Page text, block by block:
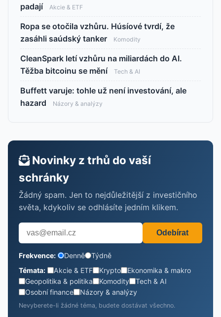
padají
Akcie & ETF
Ropa se otočila vzhůru. Húsíové tvrdí, že
zasáhli saúdský tanker
Komodity
CleanSpark letí vzhůru na miliardách do AI.
Těžba bitcoinu se mění
Tech & AI
Buffett varuje: tohle už není investování, ale
hazard
Názory & analýzy
Novinky z trhů do vaší
schránky
Žádný spam. Jen to nejdůležitější z investičního
světa, kdykoliv se odhlásíte jedním klikem.
Odebírat
Frekvence: Denně
Týdně
Témata:
Akcie & ETF Krypto
Ekonomika & makro
Geopolitika & politika
Komodity
Tech & AI
Osobní finance
Názory & analýzy
Nevyberete-li žádné téma, budete dostávat všechno.